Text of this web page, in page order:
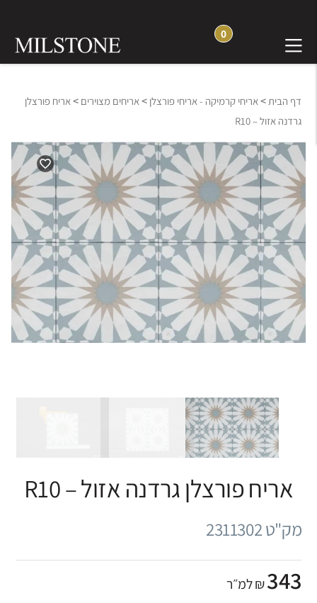
0
דף הבית> אריחי קרמיקה - אריחי פורצלן > אריחים מצוירים > אריח פורצלן
גרדנה אזול – R10
אריח פורצלן גרדנה אזול – R10
מק"ט 2311302
343₪ למ״ר